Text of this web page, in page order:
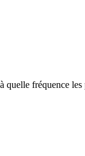
fréquence